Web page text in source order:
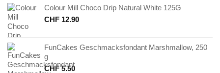
Colour Mill Choco Drip Natural White 125G
CHF 12.90
FunCakes Geschmacksfondant Marshmallow, 250
g
CHF5.50